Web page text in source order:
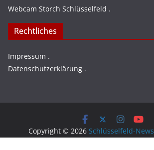
Webcam Storch Schlüsselfeld .
Rechtliches
Impressum .
Datenschutzerklärung .
Copyright © 2026 Schlüsselfeld-News